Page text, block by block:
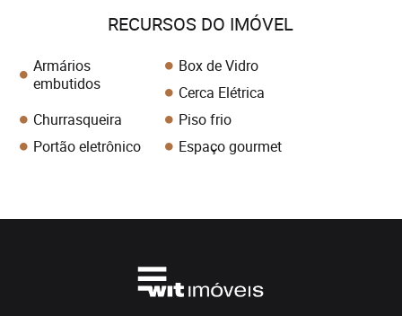
RECURSOS DO IMÓVEL
Armários
embutidos
Box de Vidro
Cerca Elétrica
Churrasqueira
Piso frio
Portão eletrônico
Espaço gourmet